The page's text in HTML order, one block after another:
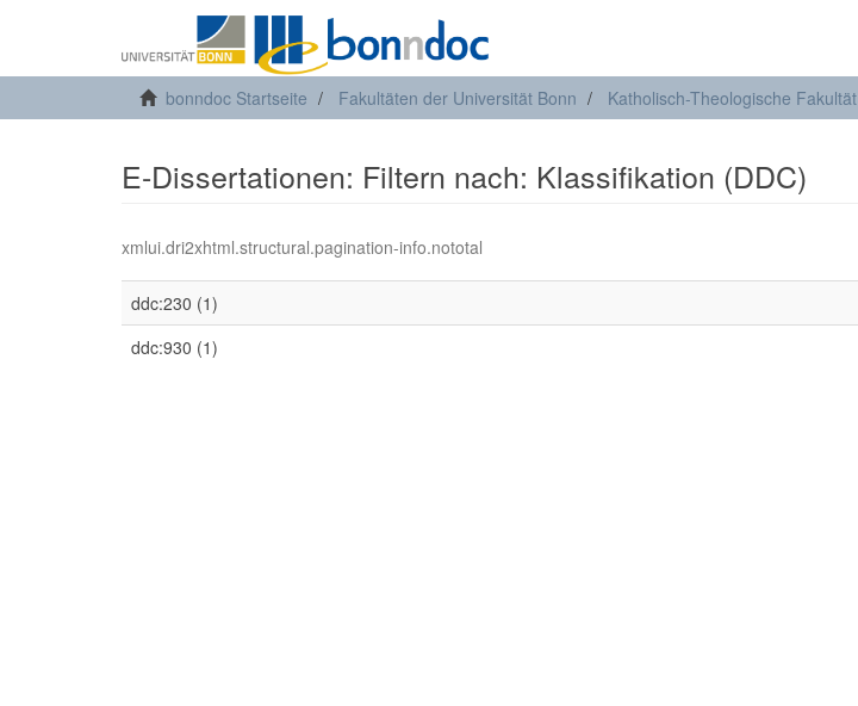
bonndoc Startseite Fakultäten der Universität Bonn Katholisch-Theologische Fakultät
E-Dissertationen: Filtern nach: Klassifikation (DDC)
xmlui.dri2xhtml.structural.pagination-info.nototal
ddc:230 (1)
ddc:930 (1)